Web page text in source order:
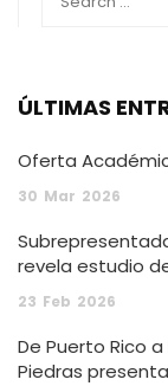
ÚLTIMAS
Oferta
30 Mar 2026
revela estudio
23 Feb 2026
De Puerto Rico
Piedras